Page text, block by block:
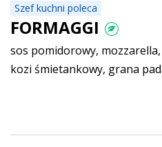
Szef kuchni poleca
FORMAGGI
sos pomidorowy,
kozi śmietankowy, grana